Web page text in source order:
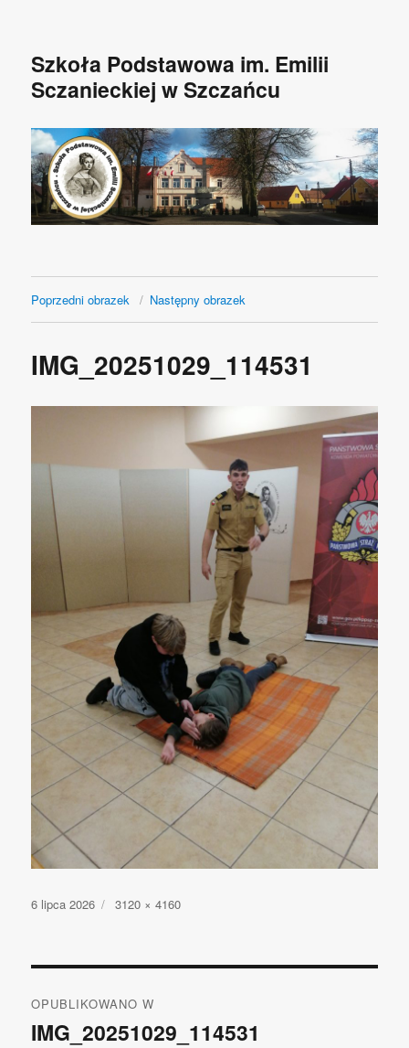
Szkoła Podstawowa im. Emilii
Sczanieckiej w Szczańcu
Poprzedni obrazek Następny obrazek
IMG_20251029_114531
Opublikowano
6 lipca 2026
Pełny
3120 × 4160
wpisu
OPUBLIKOWANO W
IMG_20251029_114531